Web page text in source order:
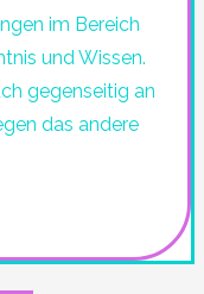
im Bereich
und Wissen.
gegenseitig an
das andere